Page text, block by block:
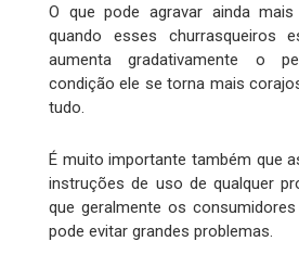
O que pode agravar ainda
quando esses churrasqueiros
aumenta gradativamente o
condição ele se torna mais
tudo.
É muito importante também que
instruções de uso de qualquer
que geralmente os
pode evitar grandes problemas.